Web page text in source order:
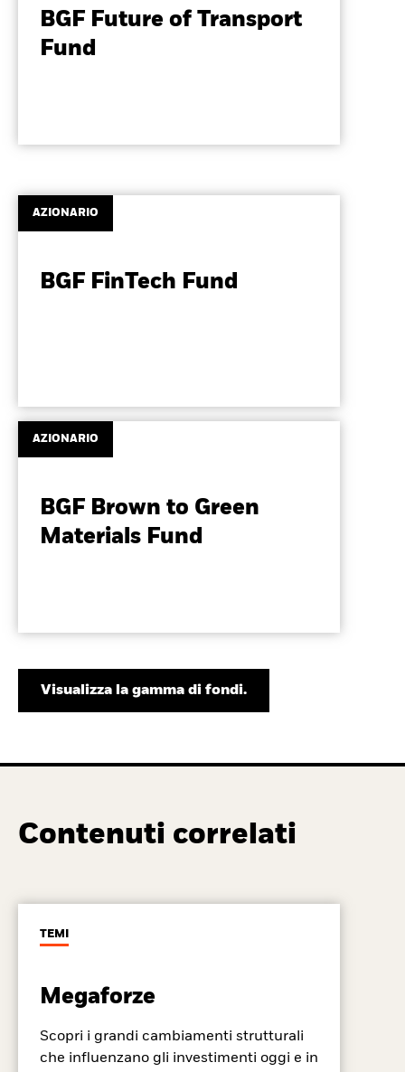
BGF Future of Transport
Fund
AZIONARIO
BGF FinTech Fund
AZIONARIO
BGF Brown to Green
Materials Fund
Visualizza la gamma di fondi.
Contenuti correlati
TEMI
Megaforze
Scopri i grandi cambiamenti strutturali
che influenzano gli investimenti oggi e in